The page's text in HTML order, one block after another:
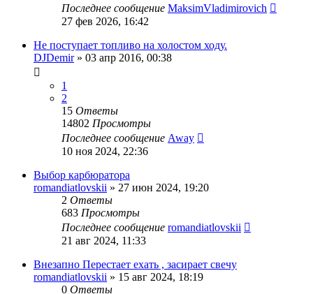
Последнее сообщение MaksimVladimirovich
27 фев 2026, 16:42
Не поступает топливо на холостом ходу.
DJDemir» 03 апр 2016, 00:38
1
2
15 Ответы
14802 Просмотры
Последнее сообщение Away
10 ноя 2024, 22:36
Выбор карбюратора
romandiatlovskii » 27 июн 2024, 19:20
2 Ответы
683 Просмотры
Последнее сообщение romandiatlovskii
21 авг 2024, 11:33
Внезапно Перестает ехать , засирает свечу
romandiatlovskii » 15 авг 2024, 18:19
0 Ответы